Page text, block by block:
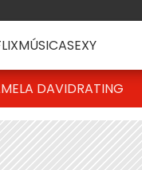
MÚSICASEXY
DAVIDRATING